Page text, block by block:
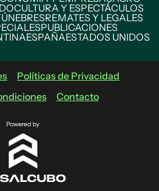
CULTURA Y ESPECTÁCULOS
REMATES Y LEGALES
PUBLICACIONES
ESPAÑAESTADOS UNIDOS
Políticas de Privacidad
Contacto